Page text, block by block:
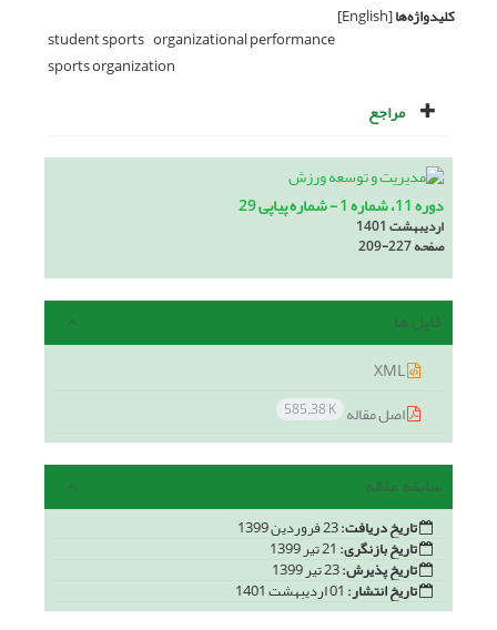
کلیدواژه‌ها[English]
student sports organizational performance
sports organization
مراجع
دوره 11، شماره 1 - شماره پیاپی 29
اردیبهشت 1401
صفحه209-227
فایل ها
اصل مقاله 585.38 K
سابقه مقاله
تاریخ دریافت:
تاریخ بازنگری:
تاریخ پذیرش:
تاریخ انتشار: